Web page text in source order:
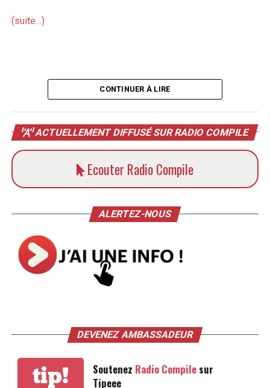
(suite…)
CONTINUER À LIRE
ACTUELLEMENT DIFFUSÉ SUR RADIO COMPILE
Ecouter Radio Compile
ALERTEZ-NOUS
DEVENEZ AMBASSADEUR
tip! Soutenez Radio Compilesur
Tipeee